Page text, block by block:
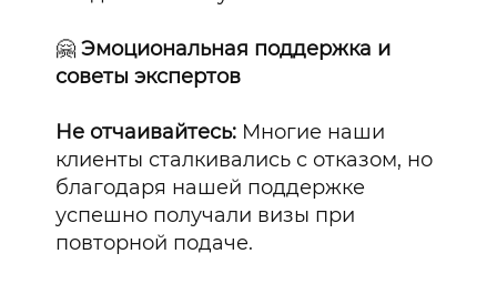
🤗Эмоциональная поддержка и
советы экспертов
Не отчаивайтесь: Многие наши
клиенты сталкивались с отказом, но
благодаря нашей поддержке
успешно получали визы при
повторной подаче.